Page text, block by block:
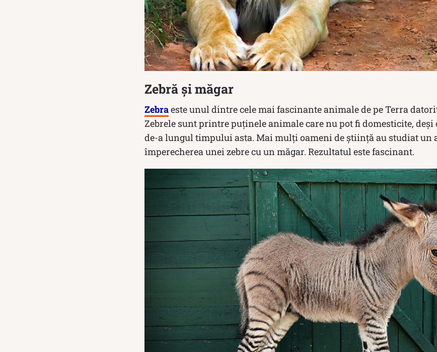
Zebră și măgar
Zebraeste unul dintre cele mai fascinante animale de pe Terra
Zebrele sunt printre puținele animale care nu pot fi domesticite,
de-a lungul timpului asta. Mai mulți oameni de știință au studiat un
împerecherea unei zebre cu un măgar. Rezultatul este fascinant.